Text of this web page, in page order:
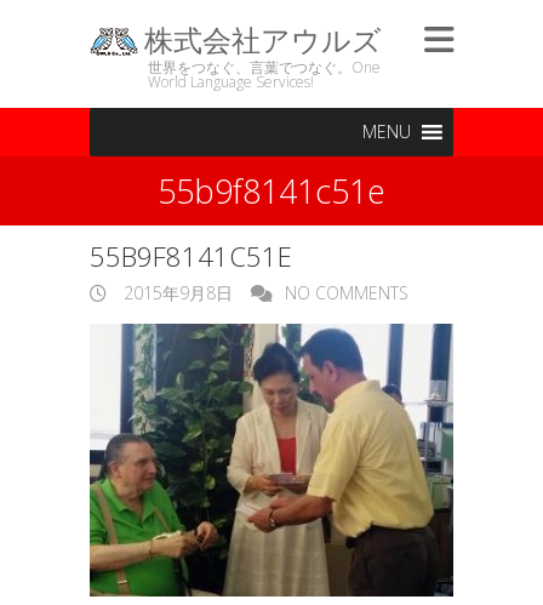
株式会社アウルズ
世界をつなぐ、言葉でつなぐ。One
World Language Services!
MENU
55b9f8141c51e
55B9F8141C51E
2015年9月8日 NO COMMENTS